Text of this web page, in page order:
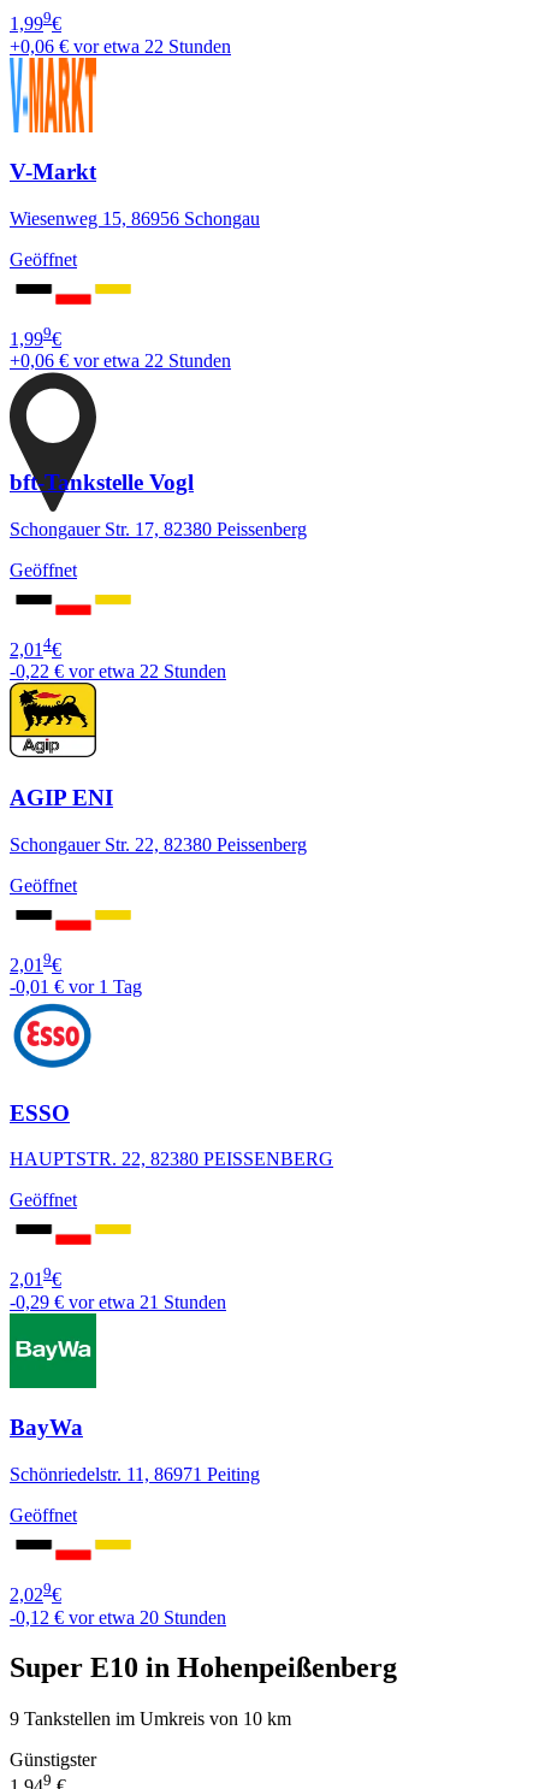
1,999€
+0,06 € vor etwa 22 Stunden
V-Markt
Wiesenweg 15, 86956 Schongau
Geöffnet
1,999€
+0,06 € vor etwa 22 Stunden
bft-Tankstelle Vogl
Schongauer Str. 17, 82380 Peissenberg
Geöffnet
2,01 4€
-0,22 € vor etwa 22 Stunden
AGIP ENI
Schongauer Str. 22, 82380 Peissenberg
Geöffnet
2,01 9€
-0,01 € vor 1 Tag
ESSO
HAUPTSTR. 22, 82380 PEISSENBERG
Geöffnet
2,019€
-0,29 € vor etwa 21 Stunden
BayWa
Schönriedelstr. 11, 86971 Peiting
Geöffnet
2,029€
-0,12 € vor etwa 20 Stunden
Super E10 in Hohenpeißenberg
9 Tankstellen im Umkreis von 10 km
Günstigster
9